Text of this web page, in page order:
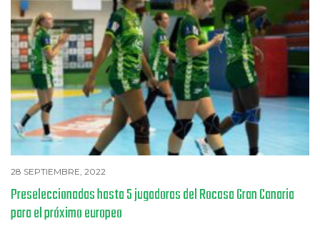
28 SEPTIEMBRE, 2022
Preseleccionadas hasta 5 jugadoras del Rocasa Gran Canaria
para el próximo europeo